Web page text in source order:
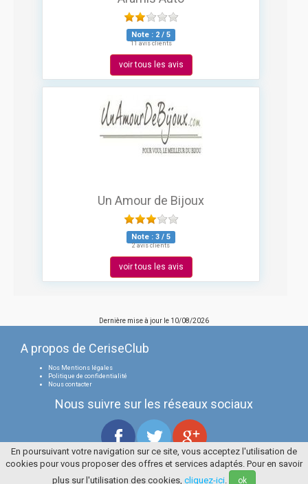
Note : 2 / 5
11 avis clients
voir tous les avis
Un Amour de Bijoux
Note : 3 / 5
2 avis clients
voir tous les avis
Dernière mise à jour le 10/08/2026
A propos de CeriseClub
Nos Mentions légales
Politique de confidentialité
Nous contacter
Nous suivre sur les réseaux sociaux
Tous droits réservés
La Cerise Bleue 2006 / 2026
En poursuivant votre navigation sur ce site, vous acceptez l'utilisation de
cookies pour vous proposer des offres et services adaptés. Pour en savoir
plus sur l'utilisation des cookies, cliquez-ici ok